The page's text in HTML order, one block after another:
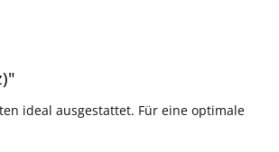
ideal ausgestattet. Für eine optimale